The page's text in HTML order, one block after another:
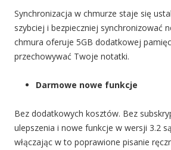
Synchronizacja w chmurze staje się
szybciej i bezpieczniej synchronizować
chmura oferuje 5GB dodatkowej
przechowywać Twoje notatki.
Darmowe nowe funkcje
Bez dodatkowych kosztów. Bez
ulepszenia i nowe funkcje w wersji 3.2
włączając w to poprawione pisanie